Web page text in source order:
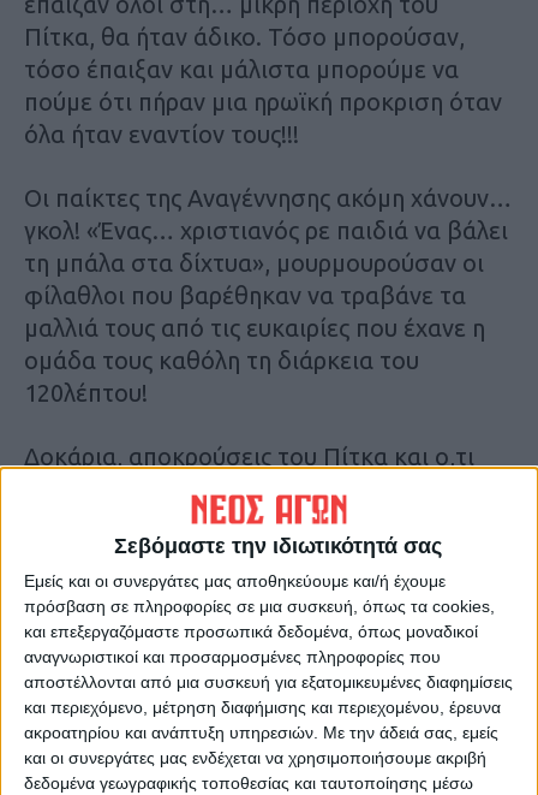
Σεβόμαστε την ιδιωτικότητά σας
Εμείς και οι συνεργάτες μας αποθηκεύουμε και/ή έχουμε
πρόσβαση σε πληροφορίες σε μια συσκευή, όπως τα cookies,
και επεξεργαζόμαστε προσωπικά δεδομένα, όπως μοναδικοί
αναγνωριστικοί και προσαρμοσμένες πληροφορίες που
αποστέλλονται από μια συσκευή για εξατομικευμένες διαφημίσεις
και περιεχόμενο, μέτρηση διαφήμισης και περιεχομένου, έρευνα
ακροατηρίου και ανάπτυξη υπηρεσιών. Με την άδειά σας, εμείς
και οι συνεργάτες μας ενδέχεται να χρησιμοποιήσουμε ακριβή
δεδομένα γεωγραφικής τοποθεσίας και ταυτοποίησης μέσω
Πίτκα, θα ήταν άδικο. Τόσο μπορούσαν,
τόσο έπαιξαν και μάλιστα μπορούμε να
πούμε ότι πήραν μια ηρωϊκή προκριση όταν
όλα ήταν εναντίον τους!!!
Οι παίκτες της Αναγέννησης ακόμη χάνουν…
γκολ! «Ένας… χριστιανός ρε παιδιά να βάλει
τη μπάλα στα δίχτυα», μουρμουρούσαν οι
φίλαθλοι που βαρέθηκαν να τραβάνε τα
μαλλιά τους από τις ευκαιρίες που έχανε η
ομάδα τους καθόλη τη διάρκεια του
120λέπτου!
Δοκάρια, αποκρούσεις του Πίτκα και ο,τι
άλλο μπορεί να φανταστεί κανείς! Με κάθε
τρόπο οι “κιτρινόμαυροι” έχασαν γκολ!!!
Ούτε μία ούτε δύο, ούτε τρείς αλλάΕΙΚΟΣΙ
ΜΙΑ ΤΕΛΙΚΕΣ ΠΟΥ ΗΤΑΝ ΚΑΙ ΕΥΚΑΙΡΙΕΣ
απέναντι από τον πρώην τερματοφύλακα
της Αναγέννησης γράφει το… μπλοκάκι!
Μπορεί να είναι και περισσότερες καθώς
από ένα σημείο και μετά χάσαμε το
λογαριασμό!